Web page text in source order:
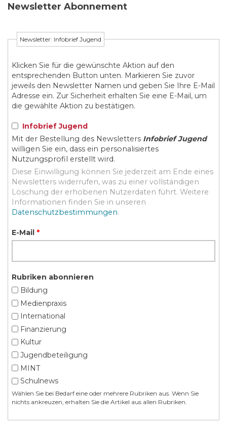
Newsletter Abonnement
Newsletter: Infobrief Jugend
Klicken Sie für die gewünschte Aktion auf den
entsprechenden Button unten. Markieren Sie zuvor
jeweils den Newsletter Namen und geben Sie Ihre E-Mail
Adresse ein. Zur Sicherheit erhalten Sie eine E-Mail, um
die gewählte Aktion zu bestätigen.
Infobrief Jugend
Mit der Bestellung des Newsletters Infobrief Jugend
willigen Sie ein, dass ein personalisiertes
Nutzungsprofil erstellt wird.
Diese Einwilligung können Sie jederzeit am Ende eines
Newsletters widerrufen, was zu einer vollständigen
Löschung der erhobenen Nutzerdaten führt. Weitere
Informationen finden Sie in unseren
Datenschutzbestimmungen.
E-Mail *
Rubriken abonnieren
Bildung
Medienpraxis
International
Finanzierung
Kultur
Jugendbeteiligung
MINT
Schulnews
Wählen Sie bei Bedarf eine oder mehrere Rubriken aus. Wenn Sie
nichts ankreuzen, erhalten Sie die Artikel aus allen Rubriken.